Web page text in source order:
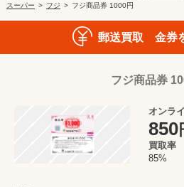
スーパー
フジ フジ商品券 1000円
郵送買取 金券
フジ商品券
オンラ
850
買取率
85%